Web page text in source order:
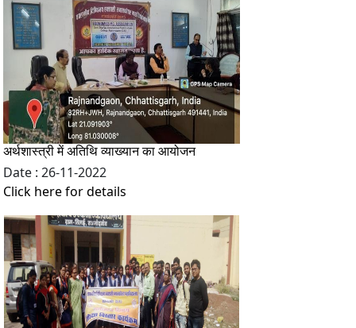
अर्थशास्त्री में अतिथि व्याख्यान का आयोजन
Date : 26-11-2022
Click here for details